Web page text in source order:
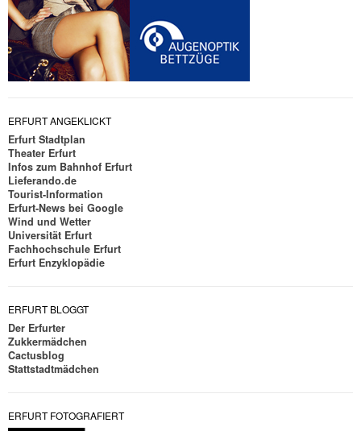
ERFURT ANGEKLICKT
Erfurt Stadtplan
Theater Erfurt
Infos zum Bahnhof Erfurt
Lieferando.de
Tourist-Information
Erfurt-News bei Google
Wind und Wetter
Universität Erfurt
Fachhochschule Erfurt
Erfurt Enzyklopädie
ERFURT BLOGGT
Der Erfurter
Zukkermädchen
Cactusblog
Stattstadtmädchen
ERFURT FOTOGRAFIERT